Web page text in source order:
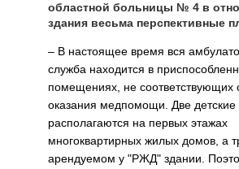
областной больницы № 4 в
здания весьма перспективные
– В настоящее время вся
служба находится в
помещениях, не соответствующих
оказания медпомощи. Две детские
располагаются на первых этажах
многоквартирных жилых домов, а
арендуемом у "РЖД" здании.